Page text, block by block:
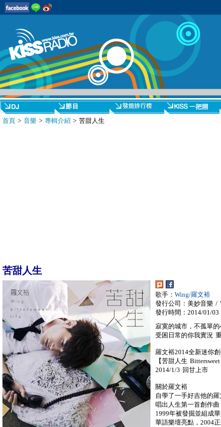
首頁 > 音樂 > 專輯介紹 > 苦甜人生
苦甜人生
歌手： Wing/羅文裕
發行公司：美妙音樂 /
發行時間：2014/01/03
寂寞的城市，不孤單的
受困日常的你我實況
羅文裕2014全新迷你
【苦甜人生
2014/1/3 回甘上市
關於羅文裕
自學了一手好吉他的
唱出人生第一首創作
1999年被發掘並組成
華語樂壇亮點，2004